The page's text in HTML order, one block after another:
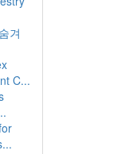
겨
C...